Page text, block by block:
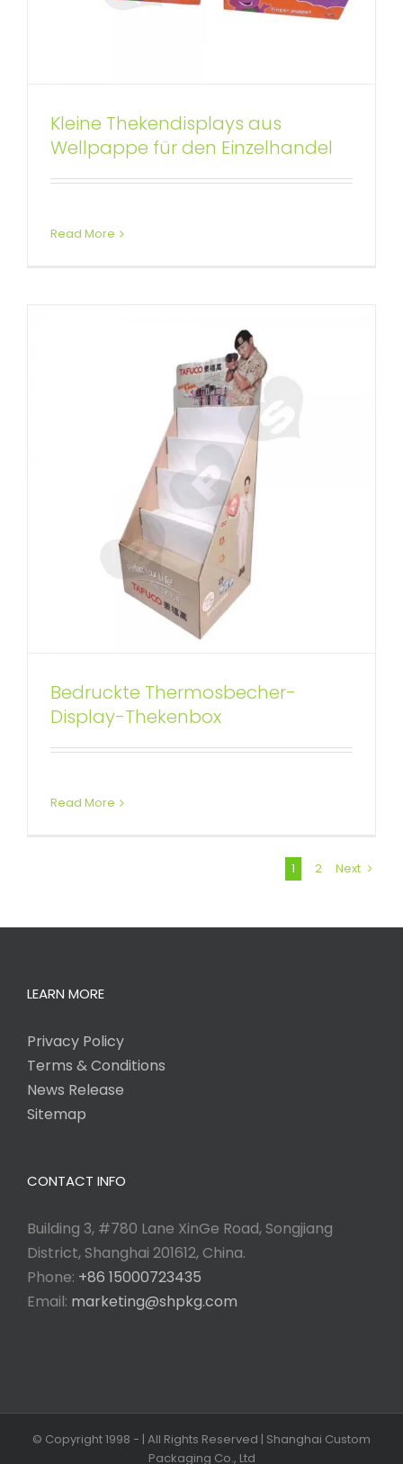
Kleine Thekendisplays aus
Wellpappe für den Einzelhandel
Read More
Bedruckte Thermosbecher-
Display-Thekenbox
Benutzerdefinierte Thekendisplays
Bedruckte Thermosbecher-
Display-Thekenbox
Read More
1 2 Next
LEARN MORE
Privacy Policy
Terms & Conditions
News Release
Sitemap
CONTACT INFO
Building 3, #780 Lane XinGe Road, Songjiang
District, Shanghai 201612, China.
Phone: +86 15000723435
Email: marketing@shpkg.com
© Copyright 1998 - | All Rights Reserved | Shanghai Custom
Packaging Co., Ltd